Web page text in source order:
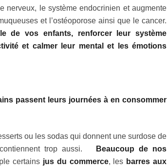
nerveux, le système endocrinien et augmente
et l’ostéoporose ainsi que le cancer.
de vos enfants, renforcer leur système
et calmer leur mental et les émotions
passent leurs journées à en consommer
ou les sodas qui donnent une surdose de
contiennent trop aussi.
Beaucoup de nos
certains jus du commerce, les barres aux